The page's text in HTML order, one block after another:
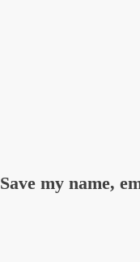
Save my name,